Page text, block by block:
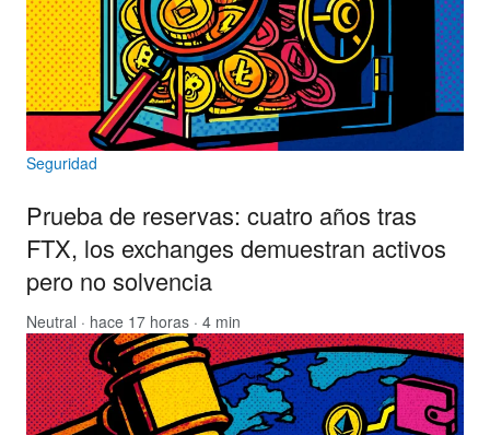
Seguridad
Prueba de reservas: cuatro años tras
FTX, los exchanges demuestran activos
pero no solvencia
Neutral · hace 17 horas · 4 min